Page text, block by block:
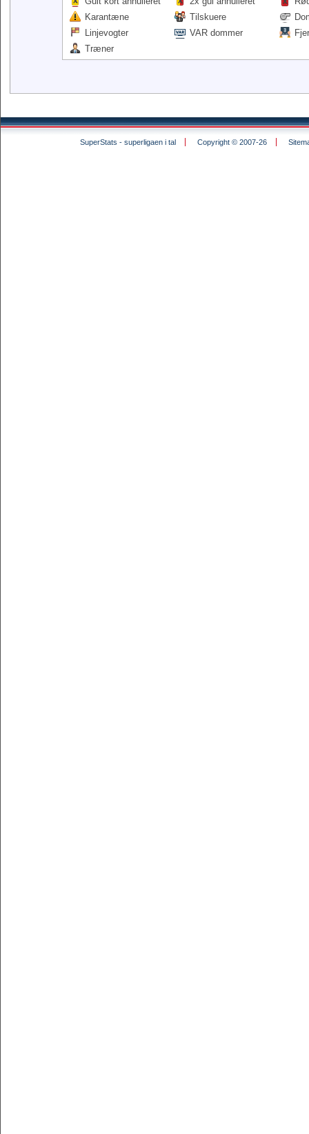
Karantæne
Tilskuere
Linjevogter
VAR dommer
Træner
SuperStats - superligaen i tal Copyright © 2007-26